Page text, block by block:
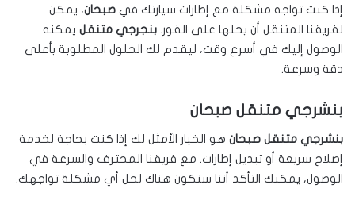
إذا كنت تواجه مشكلة مع إطارات سيارتك في صبحان، يمكن
لفريقنا المتنقل أن يحلها على الفور. بنجرجي متنقل يمكنه
الوصول إليك في أسرع وقت، ليقدم لك الحلول المطلوبة بأعلى
دقة وسرعة.
بنشرجي متنقل صبحان
بنشرجي متنقل صبحان هو الخيار الأمثل لك إذا كنت بحاجة لخدمة
إصلاح سريعة أو تبديل إطارات. مع فريقنا المحترف والسرعة في
الوصول، يمكنك التأكد أننا سنكون هناك لحل أي مشكلة تواجهك.